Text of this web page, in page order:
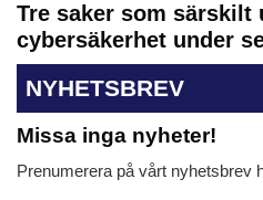
Tre saker som särskilt
cybersäkerhet under
NYHETSBREV
Missa inga nyheter!
Prenumerera på vårt nyhetsbrev